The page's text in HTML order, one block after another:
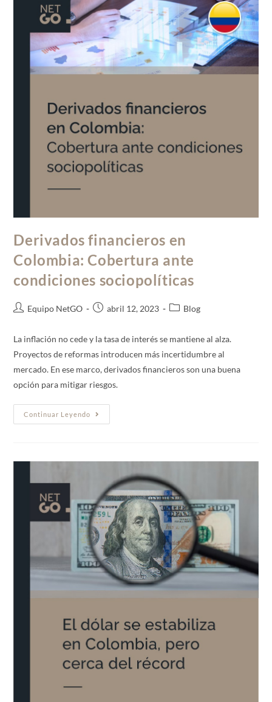
Derivados financieros en
Colombia: Cobertura ante
condiciones sociopolíticas
Equipo NetGO abril 12, 2023 Blog
La inflación no cede y la tasa de interés se mantiene al alza.
Proyectos de reformas introducen más incertidumbre al
mercado. En ese marco, derivados financieros son una buena
opción para mitigar riesgos.
Continuar Leyendo